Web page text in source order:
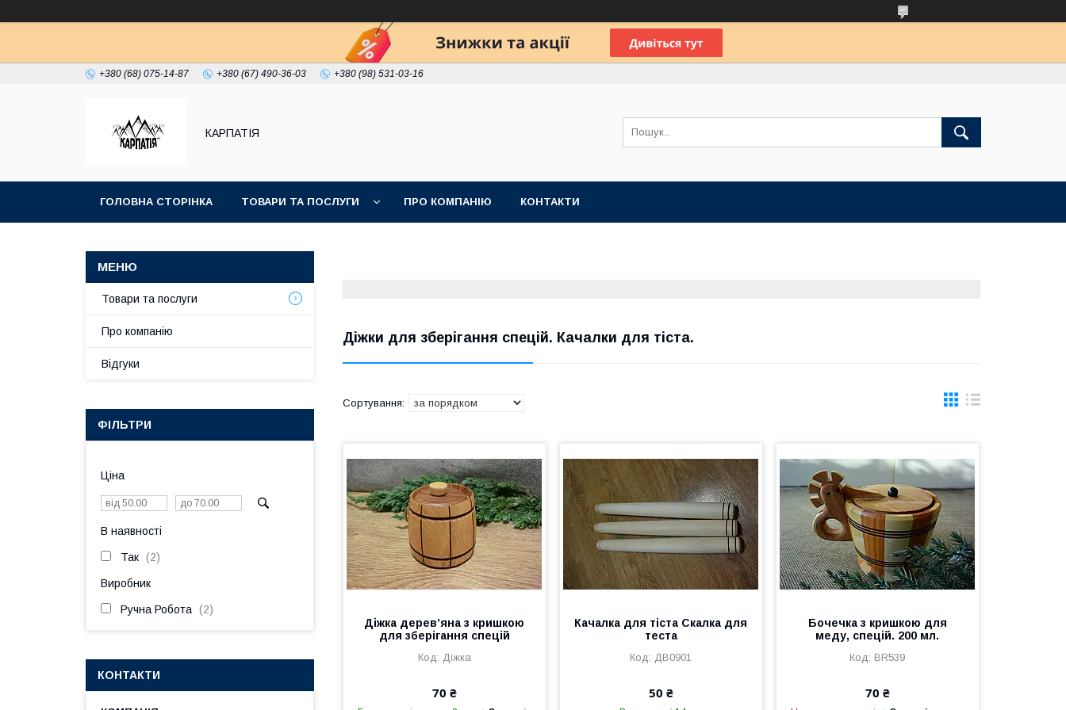
+380 (68) 075-14-87 +380 (67) 490-36-03 +380 (98) 531-03-16
КАРПАТІЯ
ГОЛОВНА СТОРІНКА ТОВАРИ ТА ПОСЛУГИ ПРО КОМПАНІЮ КОНТАКТИ
Діжки для зберігання спецій. Качалки для тіста.
Діжка дерев’яна з кришкою
для зберігання спецій
Діжка
70 ₴
Качалка для тіста Скалка для
теста
ДВ0901
50 ₴
Бочечка з кришкою для
меду, спецій. 200 мл.
BR539
70 ₴
Товари та послуги
Про компанію
Відгуки
ФІЛЬТРИ
Ціна
В наявності
Так 2
Виробник
Ручна Робота 2
КОНТАКТИ